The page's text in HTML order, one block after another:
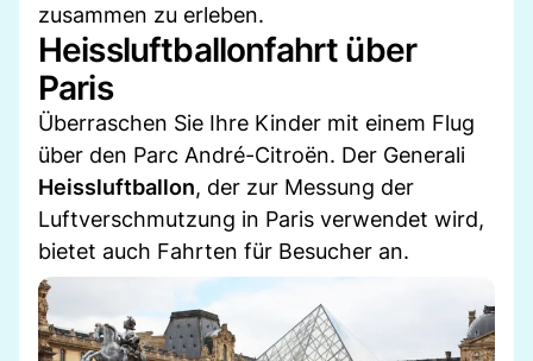
zusammen zu erleben.
Heissluftballonfahrt über
Paris
Überraschen Sie Ihre Kinder mit einem Flug
über den Parc André-Citroën. Der Generali
Heissluftballon, der zur Messung der
Luftverschmutzung in Paris verwendet wird,
bietet auch Fahrten für Besucher an.